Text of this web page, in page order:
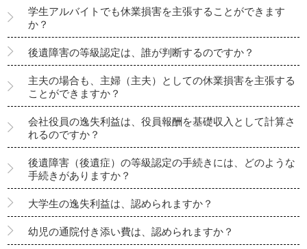
学生アルバイトでも休業損害を主張することができます
か？
後遺障害の等級認定は、誰が判断するのですか？
主夫の場合も、主婦（主夫）としての休業損害を主張する
ことができますか？
会社役員の逸失利益は、役員報酬を基礎収入として計算さ
れるのですか？
後遺障害（後遺症）の等級認定の手続きには、どのような
手続きがありますか？
大学生の逸失利益は、認められますか？
幼児の通院付き添い費は、認められますか？